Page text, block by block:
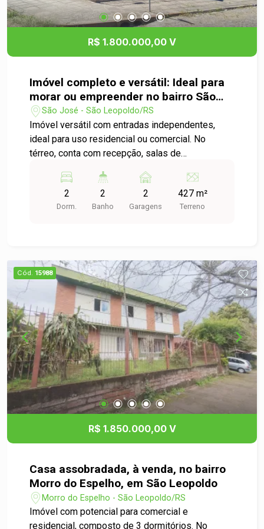
para mais informações e agende sua visita.
R$ 1.800.000,00 V
Imóvel completo e versátil: Ideal para
morar ou empreender no bairro São
José!
São José - São Leopoldo/RS
Imóvel versátil com entradas independentes,
ideal para uso residencial ou comercial. No
térreo, conta com recepção, salas de
integrada ao espaço gourmet e divisórias em
gesso para fácil adaptação. No pavimento
superior, oferece cozinha ampla, área de serviço,
completa que integra moradia, lazer e trabalho
em um só lugar.
2
Dorm.
2
Banho
2
Garagens
427 m²
Terreno
Cód. 15988
R$ 1.850.000,00 V
Casa assobradada, à venda, no bairro
Morro do Espelho, em São Leopoldo
Morro do Espelho - São Leopoldo/RS
Imóvel com potencial para comercial e
residencial, composto de 3 dormitórios. No